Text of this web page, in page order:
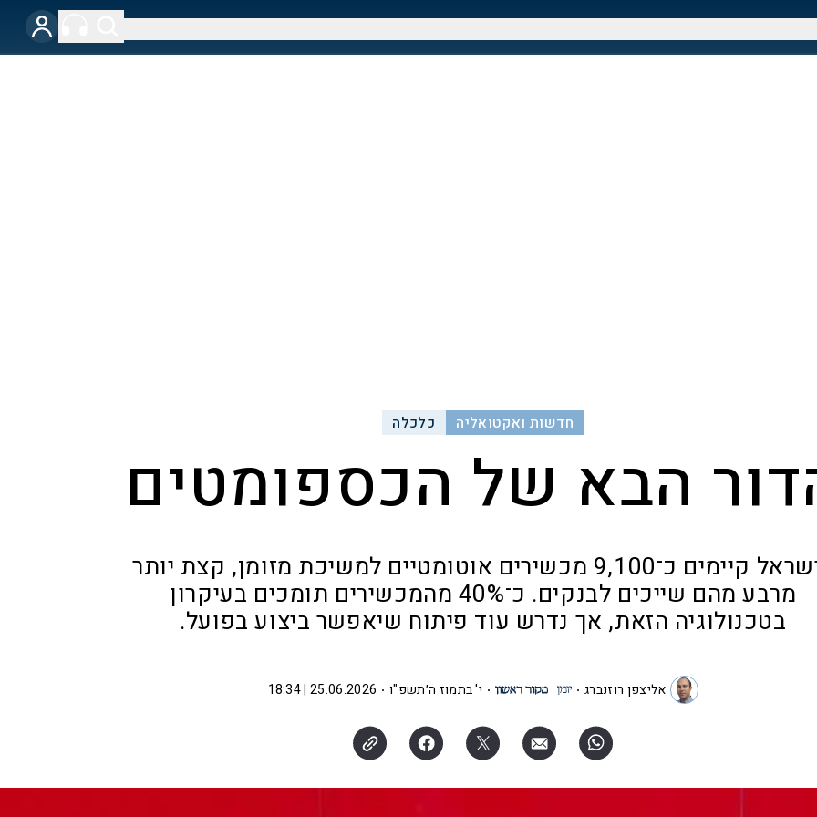
חדשות ואקטואליה כלכלה
הבא של הכספומטים
בישראל קיימים כ־9,100 מכשירים אוטומטיים למשיכת מזומן, קצת יותר
מרבע מהם שייכים לבנקים. כ־40% מהמכשירים תומכים בעיקרון
בטכנולוגיה הזאת, אך נדרש עוד פיתוח שיאפשר ביצוע בפועל.
אליצפן רוזנברג י' בתמוז ה׳תשפ"ו 25.06.2026 | 18:34